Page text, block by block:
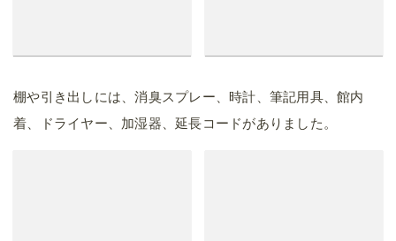
棚や引き出しには、消臭スプレー、時計、筆記用具、館内
着、ドライヤー、加湿器、延長コードがありました。